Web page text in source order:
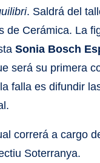
. Saldrá del
de Cerámica. La
Sonia Bosch
será su primera
falla es difundir
correrá a cargo
Soterranya.